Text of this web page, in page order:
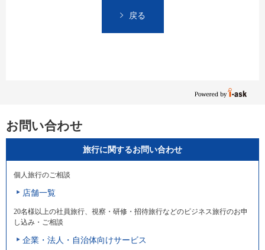
戻る
お問い合わせ
旅行に関するお問い合わせ
個人旅行のご相談
店舗一覧
20名様以上の社員旅行、視察・研修・招待旅行などのビジネス旅行のお申
し込み・ご相談
企業・法人・自治体向けサービス